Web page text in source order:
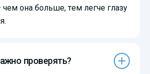
чем она больше, тем легче глазу
проверять?